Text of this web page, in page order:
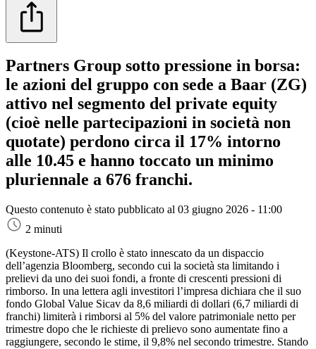
Partners Group sotto pressione in borsa:
le azioni del gruppo con sede a Baar (ZG)
attivo nel segmento del private equity
(cioè nelle partecipazioni in società non
quotate) perdono circa il 17% intorno
alle 10.45 e hanno toccato un minimo
pluriennale a 676 franchi.
Questo contenuto è stato pubblicato al 03 giugno 2026 - 11:00
2 minuti
(Keystone-ATS) Il crollo è stato innescato da un dispaccio
dell’agenzia Bloomberg, secondo cui la società sta limitando i
prelievi da uno dei suoi fondi, a fronte di crescenti pressioni di
rimborso. In una lettera agli investitori l’impresa dichiara che il suo
fondo Global Value Sicav da 8,6 miliardi di dollari (6,7 miliardi di
franchi) limiterà i rimborsi al 5% del valore patrimoniale netto per
trimestre dopo che le richieste di prelievo sono aumentate fino a
raggiungere, secondo le stime, il 9,8% nel secondo trimestre. Stando